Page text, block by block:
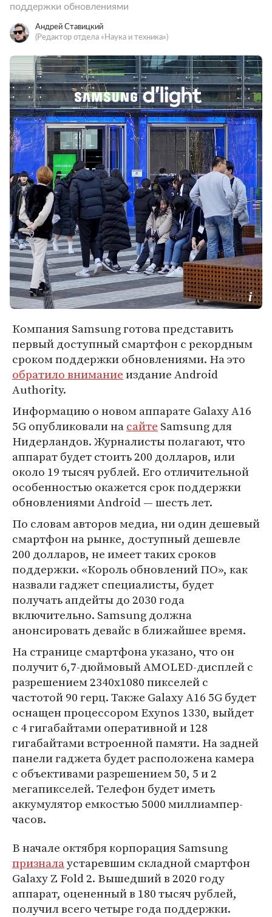
поддержки обновлениями
Андрей Ставицкий
(Редактор отдела «Наука и техника»)
Компания Samsung готова представить
первый доступный смартфон с рекордным
сроком поддержки обновлениями. На это
обратило вниманиеиздание Android
Authority.
Информацию о новом аппарате Galaxy A16
5G опубликовали насайте Samsung для
Нидерландов. Журналисты полагают, что
аппарат будет стоить 200 долларов, или
около 19 тысяч рублей. Его отличительной
особенностью окажется срок поддержки
обновлениями Android — шесть лет.
По словам авторов медиа, ни один дешевый
смартфон на рынке, доступный дешевле
200 долларов, не имеет таких сроков
поддержки. «Король обновлений ПО», как
назвали гаджет специалисты, будет
получать апдейты до 2030 года
включительно. Samsung должна
анонсировать девайс в ближайшее время.
На странице смартфона указано, что он
получит 6,7-дюймовый AMOLED-дисплей с
разрешением 2340x1080 пикселей с
частотой 90 герц. Также Galaxy A16 5G будет
оснащен процессором Exynos 1330, выйдет
с 4 гигабайтами оперативной и 128
гигабайтами встроенной памяти. На задней
панели гаджета будет расположена камера
с объективами разрешением 50, 5 и 2
мегапикселей. Телефон будет иметь
аккумулятор емкостью 5000 миллиампер-
часов.
В начале октября корпорация Samsung
призналаустаревшим складной смартфон
Galaxy Z Fold 2. Вышедший в 2020 году
аппарат, оцененный в 180 тысяч рублей,
получил всего четыре года поддержки.